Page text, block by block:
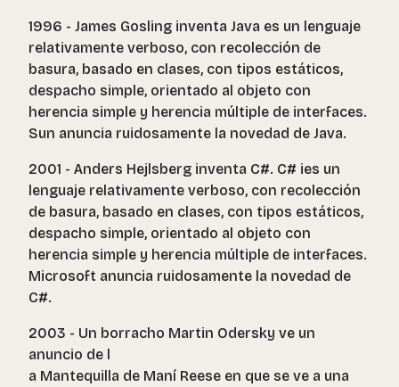
1996 - James Gosling inventa Java es un lenguaje
relativamente verboso, con recolección de
basura, basado en clases, con tipos estáticos,
despacho simple, orientado al objeto con
herencia simple y herencia múltiple de interfaces.
Sun anuncia ruidosamente la novedad de Java.
2001 - Anders Hejlsberg inventa C#. C# ies un
lenguaje relativamente verboso, con recolección
de basura, basado en clases, con tipos estáticos,
despacho simple, orientado al objeto con
herencia simple y herencia múltiple de interfaces.
Microsoft anuncia ruidosamente la novedad de
C#.
2003 - Un borracho Martin Odersky ve un
anuncio de l
a Mantequilla de Maní Reese en que se ve a una